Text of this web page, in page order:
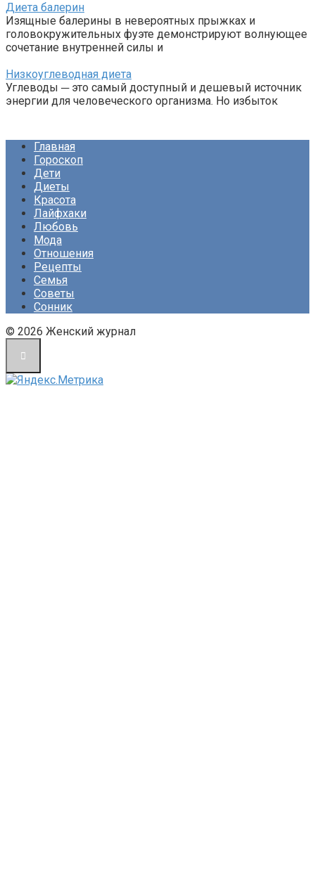
Диета балерин
Изящные балерины в невероятных прыжках и
головокружительных фуэте демонстрируют волнующее
сочетание внутренней силы и
Низкоуглеводная диета
Углеводы ─ это самый доступный и дешевый источник
энергии для человеческого организма. Но избыток
Главная
Гороскоп
Дети
Диеты
Красота
Лайфхаки
Любовь
Мода
Отношения
Рецепты
Семья
Советы
Сонник
© 2026 Женский журнал